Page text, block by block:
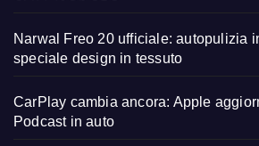
Narwal Freo 20 ufficiale: autopulizia
speciale design in tessuto
CarPlay cambia ancora: Apple
Podcast in auto